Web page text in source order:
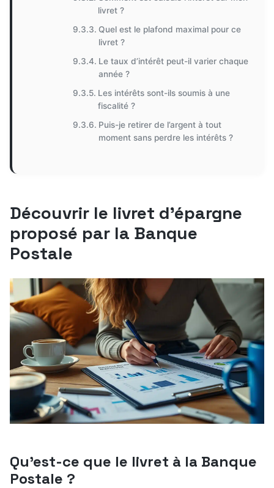
livret ?
Quel est le plafond maximal pour ce
livret ?
Le taux d’intérêt peut-il varier chaque
année ?
Les intérêts sont-ils soumis à une
fiscalité ?
Puis-je retirer de l’argent à tout
moment sans perdre les intérêts ?
Découvrir le livret d’épargne
proposé par la Banque
Postale
Qu’est-ce que le livret à la Banque
Postale ?